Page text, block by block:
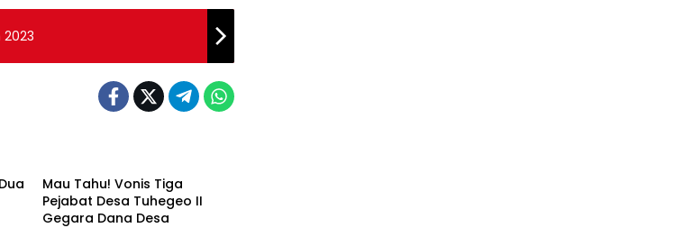
2023
Mau Tahu! Vonis Tiga
Pejabat Desa Tuhegeo II
Gegara Dana Desa